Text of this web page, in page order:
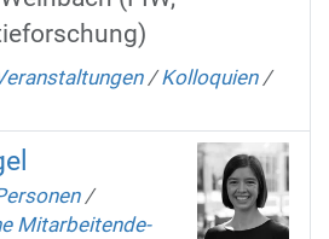
/Kolloquien /
/
Mitarbeitende-